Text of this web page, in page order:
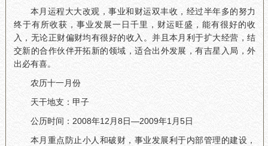
本月运程大大改观，事业和财运双丰收，经过半年多的努力
终于有所收获，事业发展一日千里，财运旺盛，能有很好的收
入，无论正财偏财均有很好的收入。并且本月利于扩大经营，结
交新的合作伙伴开拓新的领域，适合出外发展，有吉星入局，外
出必有喜。
农历十一月份
天干地支：甲子
公历时间：2008年12月8日—2009年1月5日
本月重点防止小人和破财，事业发展利于内部管理的建设，